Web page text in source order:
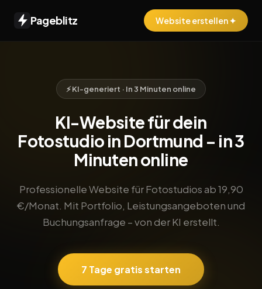
Pageblitz Website erstellen ✦
⚡ KI-generiert · In 3 Minuten online
KI-Website für dein
Fotostudio in Dortmund – in 3
Minuten online
Professionelle Website für Fotostudios ab 19,90
€/Monat. Mit Portfolio, Leistungsangeboten und
Buchungsanfrage – von der KI erstellt.
7 Tage gratis starten